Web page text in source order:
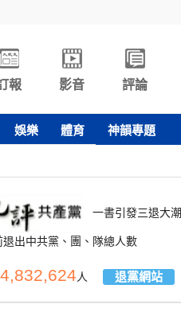
報 影音 評論
娛樂 體育 神韻專題
一書引發三退大潮
退出中共黨、團、隊總人數
人 退黨網站